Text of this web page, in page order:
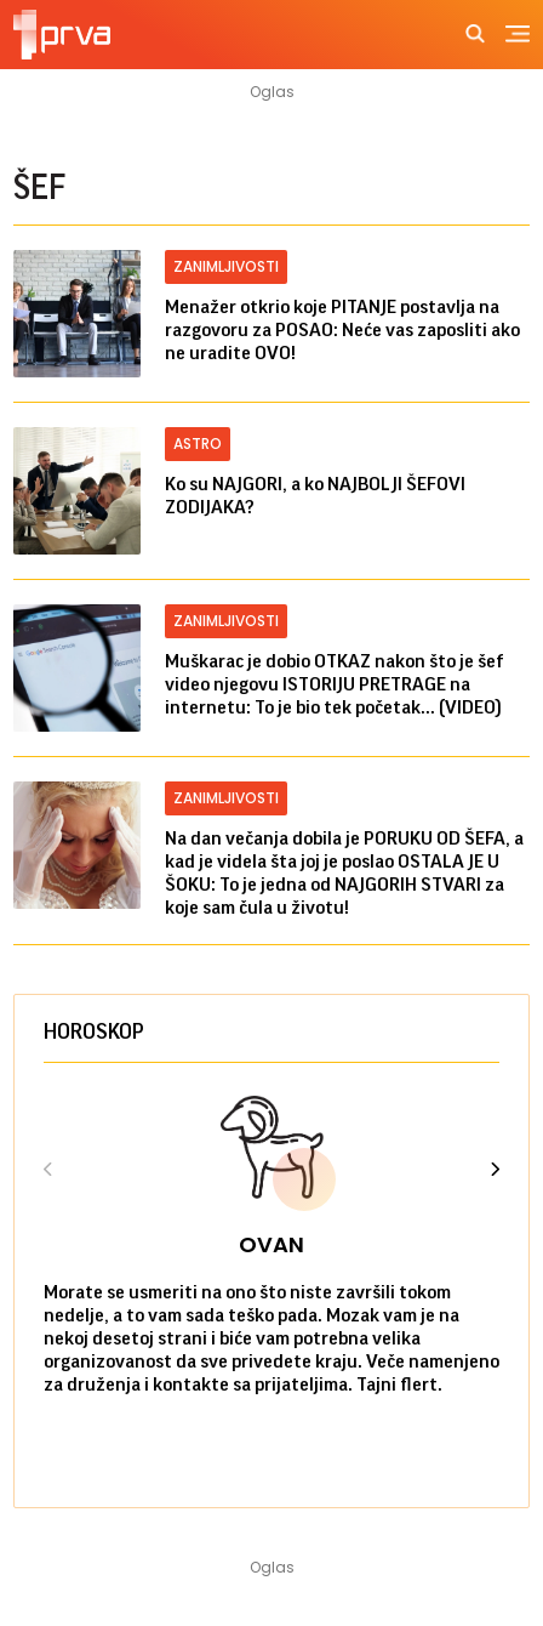
ŠEF
ZANIMLJIVOSTI
Menažer otkrio koje PITANJE postavlja na
razgovoru za POSAO: Neće vas zaposliti ako
ne uradite OVO!
ASTRO
Ko su NAJGORI, a ko NAJBOLJI ŠEFOVI
ZODIJAKA?
ZANIMLJIVOSTI
Muškarac je dobio OTKAZ nakon što je šef
video njegovu ISTORIJU PRETRAGE na
internetu: To je bio tek početak... (VIDEO)
ZANIMLJIVOSTI
Na dan večanja dobila je PORUKU OD ŠEFA, a
kad je videla šta joj je poslao OSTALA JE U
ŠOKU: To je jedna od NAJGORIH STVARI za
koje sam čula u životu!
HOROSKOP
OVAN
Morate se usmeriti na ono što niste završili tokom
nedelje, a to vam sada teško pada. Mozak vam je na
nekoj desetoj strani i biće vam potrebna velika
organizovanost da sve privedete kraju. Veče namenjeno
za druženja i kontakte sa prijateljima. Tajni flert.